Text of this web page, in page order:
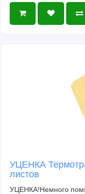
УЦЕНКА
листов
УЦЕНКА!Немного